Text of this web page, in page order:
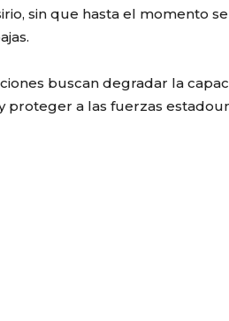
sin que hasta el momento
buscan degradar la
proteger a las fuerzas